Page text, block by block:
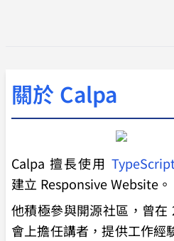
關於 Calpa
Calpa 擅長使用
建立 Responsive Website。
他積極參與開源社區，曾在
會上擔任講者，提供工作經